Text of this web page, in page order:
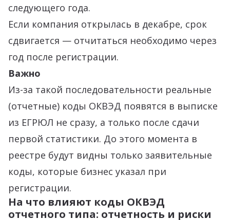
следующего года.
Если компания открылась в декабре, срок
сдвигается — отчитаться необходимо через
год после регистрации.
Важно
Из-за такой последовательности реальные
(отчетные) коды ОКВЭД появятся в выписке
из ЕГРЮЛ не сразу, а только после сдачи
первой статистики. До этого момента в
реестре будут видны только заявительные
коды, которые бизнес указал при
регистрации.
На что влияют коды ОКВЭД
отчетного типа: отчетность и риски